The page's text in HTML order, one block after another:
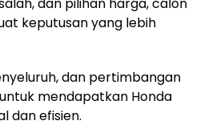
dan pilihan harga, calon
keputusan yang lebih
dan pertimbangan
mendapatkan Honda
dan efisien.